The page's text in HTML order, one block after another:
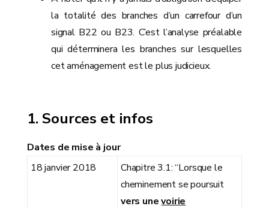
la totalité des branches d’un carrefour d’un
signal B22 ou B23. C’est l’analyse préalable
qui déterminera les branches sur lesquelles
cet aménagement est le plus judicieux.
Sources et infos
Dates de mise à jour
18 janvier 2018
Chapitre 3.1: “Lorsque le
cheminement se poursuit
vers unevoirie